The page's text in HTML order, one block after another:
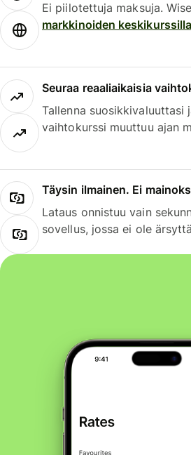
Ei piilotettuja maksuja.
markkinoiden keskikurssilla
Seuraa reaaliaikaisia
Tallenna suosikkivaluuttasi
vaihtokurssi muuttuu ajan
Täysin ilmainen. Ei
Lataus onnistuu vain
sovellus, jossa ei ole